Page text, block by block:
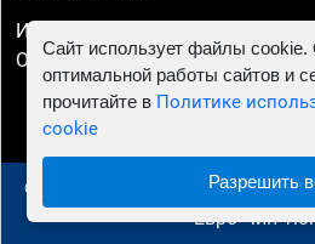
ИП Смирнов Георгий Павлович.
ОГРНИП 324470400032610
© 2010 - 2026 Чип тюнинг в
"Евро Чип
Сайт использует файлы
оптимальной работы сайтов и
прочитайте в Политике
cookie
Разрешить